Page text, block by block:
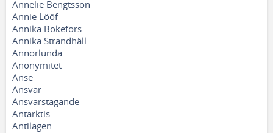
Annelie Bengtsson
Annie Lööf
Annika Bokefors
Annika Strandhäll
Annorlunda
Anonymitet
Anse
Ansvar
Ansvarstagande
Antarktis
Antilagen